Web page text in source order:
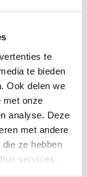
te
te bieden
Ook delen we
met onze
analyse. Deze
met andere
ze hebben
services.
correcte
Bekijk onze
het beste bij u